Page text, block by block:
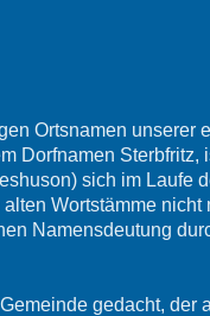
Ortsnamen unserer
Dorfnamen Sterbfritz,
sich im Laufe
Wortstämme nicht
Namensdeutung
gedacht, der